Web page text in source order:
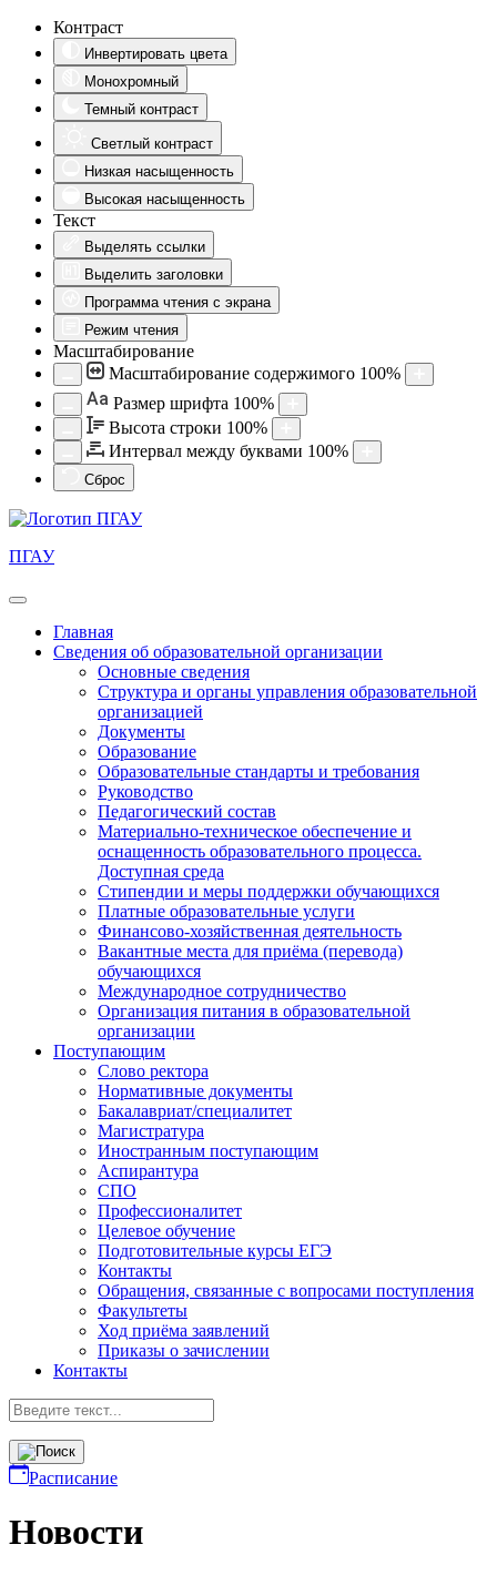
Контраст
Инвертировать цвета
Монохромный
Темный контраст
Светлый контраст
Низкая насыщенность
Высокая насыщенность
Текст
Выделять ссылки
Выделить заголовки
Программа чтения с экрана
Режим чтения
Масштабирование
Масштабирование содержимого 100%
Aa Размер шрифта 100%
Высота строки 100%
Интервал между буквами 100%
Сброс
ПГАУ
Главная
Сведения об образовательной организации
Основные сведения
Структура и органы управления образовательной
организацией
Документы
Образование
Образовательные стандарты и требования
Руководство
Педагогический состав
Материально-техническое обеспечение и
оснащенность образовательного процесса.
Доступная среда
Стипендии и меры поддержки обучающихся
Платные образовательные услуги
Финансово-хозяйственная деятельность
Вакантные места для приёма (перевода)
обучающихся
Международное сотрудничество
Организация питания в образовательной
организации
Поступающим
Слово ректора
Нормативные документы
Бакалавриат/специалитет
Магистратура
Иностранным поступающим
Аспирантура
СПО
Профессионалитет
Целевое обучение
Подготовительные курсы ЕГЭ
Контакты
Обращения, связанные с вопросами поступления
Факультеты
Ход приёма заявлений
Приказы о зачислении
Контакты
Расписание
Новости